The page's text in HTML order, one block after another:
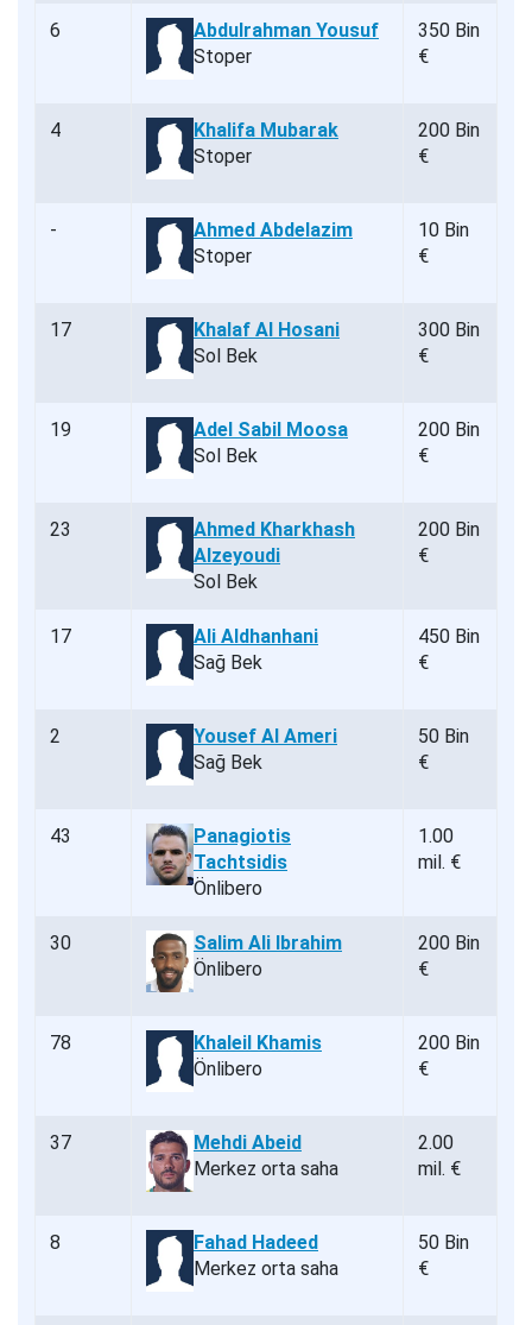
6
Abdulrahman Yousuf
Stoper
350 Bin
€
4
Khalifa Mubarak
Stoper
200 Bin
€
-
Ahmed Abdelazim
Stoper
10 Bin
€
17
Khalaf Al Hosani
Sol Bek
300 Bin
€
19
Adel Sabil Moosa
Sol Bek
200 Bin
€
23
Ahmed Kharkhash
Alzeyoudi
Sol Bek
200 Bin
€
17
Ali Aldhanhani
Sağ Bek
450 Bin
€
2
Yousef Al Ameri
Sağ Bek
50 Bin
€
43
Panagiotis
Tachtsidis
Önlibero
1.00
mil. €
30
Salim Ali Ibrahim
Önlibero
200 Bin
€
78
Khaleil Khamis
Önlibero
200 Bin
€
37
Mehdi Abeid
Merkez orta saha
2.00
mil. €
8
Fahad Hadeed
Merkez orta saha
50 Bin
€